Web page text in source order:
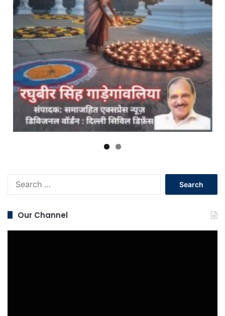
Our Channel